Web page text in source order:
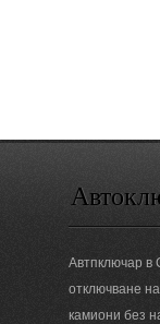
Автпключар
отключване
камиони без